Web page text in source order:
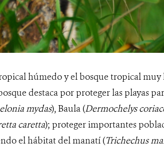
húmedo y el bosque tropical
destaca por proteger las playas
mydas), Baula (Dermochelys
caretta); proteger importantes
el hábitat del manatí (Trichechus